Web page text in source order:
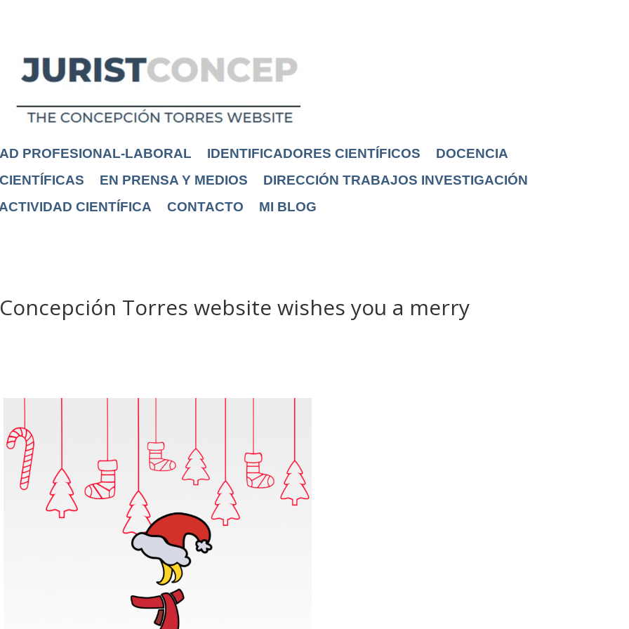
PROFESIONAL-LABORAL IDENTIFICADORES CIENTÍFICOS
DOCENCIA
EN PRENSA Y MEDIOS
DIRECCIÓN TRABAJOS INVESTIGACIÓN
CIENTÍFICA
CONTACTO MI BLOG
Torres website wishes you a merry